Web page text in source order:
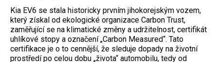
Kia EV6 se stala historicky prvním jihokorejským vozem,
který získal od ekologické ­organizace Carbon Trust,
zaměřující se na klimatické změny a udržitelnost, certifikát
uhlíkové stopy a označení „Carbon Measured“. Tato
certifikace je o to cennější, že sleduje dopady na životní
prostředí po celou dobu „života“ automobilu, tedy od